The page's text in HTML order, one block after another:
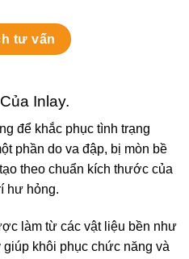
tư vấn
Inlay.
để khắc phục tình trạng
phần do va đập, bị mòn bề
theo chuẩn kích thước của
hư hỏng.
làm từ các vật liệu bền như
khôi phục chức năng và